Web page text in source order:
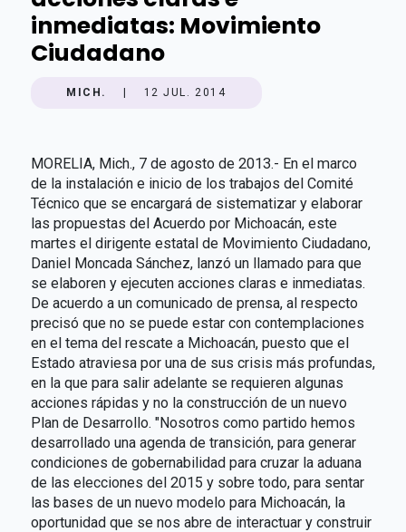
inmediatas: Movimiento
Ciudadano
MICH. 12 JUL. 2014
MORELIA, Mich., 7 de agosto de 2013.- En el marco
de la instalación e inicio de los trabajos del Comité
Técnico que se encargará de sistematizar y elaborar
las propuestas del Acuerdo por Michoacán, este
martes el dirigente estatal de Movimiento Ciudadano,
Daniel Moncada Sánchez, lanzó un llamado para que
se elaboren y ejecuten acciones claras e inmediatas.
De acuerdo a un comunicado de prensa, al respecto
precisó que no se puede estar con contemplaciones
en el tema del rescate a Michoacán, puesto que el
Estado atraviesa por una de sus crisis más profundas,
en la que para salir adelante se requieren algunas
acciones rápidas y no la construcción de un nuevo
Plan de Desarrollo. "Nosotros como partido hemos
desarrollado una agenda de transición, para generar
condiciones de gobernabilidad para cruzar la aduana
de las elecciones del 2015 y sobre todo, para sentar
las bases de un nuevo modelo para Michoacán, la
oportunidad que se nos abre de interactuar y construir